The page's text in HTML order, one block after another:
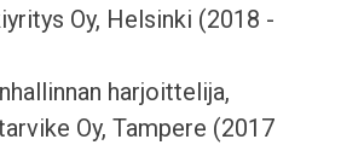
Oy, Helsinki (2018 -
harjoittelija,
Oy, Tampere (2017